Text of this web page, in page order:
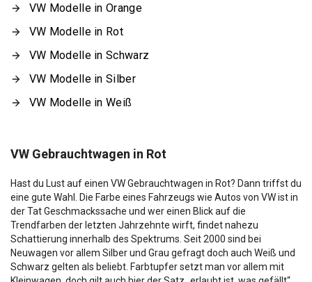
VW Modelle in Orange
VW Modelle in Rot
VW Modelle in Schwarz
VW Modelle in Silber
VW Modelle in Weiß
VW Gebrauchtwagen in Rot
Hast du Lust auf einen VW Gebrauchtwagen in Rot? Dann triffst du
eine gute Wahl. Die Farbe eines Fahrzeugs wie Autos von VW ist in
der Tat Geschmackssache und wer einen Blick auf die
Trendfarben der letzten Jahrzehnte wirft, findet nahezu
Schattierung innerhalb des Spektrums. Seit 2000 sind bei
Neuwagen vor allem Silber und Grau gefragt doch auch Weiß und
Schwarz gelten als beliebt. Farbtupfer setzt man vor allem mit